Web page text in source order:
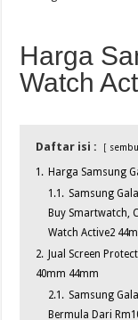
Harga
Watch
Daftar isi :
1. Harga Samsung
1.1. Samsung
Buy Smartwatch,
Watch Active2
2. Jual Screen
40mm 44mm
2.1. Samsung
Bermula Dari